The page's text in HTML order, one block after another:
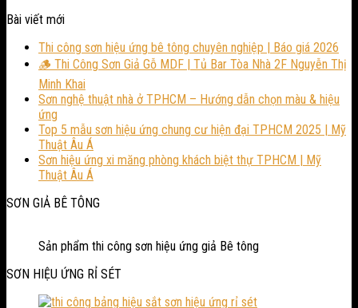
Bài viết mới
Thi công sơn hiệu ứng bê tông chuyên nghiệp | Báo giá 2026
🪵 Thi Công Sơn Giả Gỗ MDF | Tủ Bar Tòa Nhà 2F Nguyễn Thị
Minh Khai
Sơn nghệ thuật nhà ở TPHCM – Hướng dẫn chọn màu & hiệu
ứng
Top 5 mẫu sơn hiệu ứng chung cư hiện đại TPHCM 2025 | Mỹ
Thuật Âu Á
Sơn hiệu ứng xi măng phòng khách biệt thự TPHCM | Mỹ
Thuật Âu Á
SƠN GIẢ BÊ TÔNG
Sản phẩm thi công sơn hiệu ứng giả Bê tông
SƠN HIỆU ỨNG RỈ SÉT